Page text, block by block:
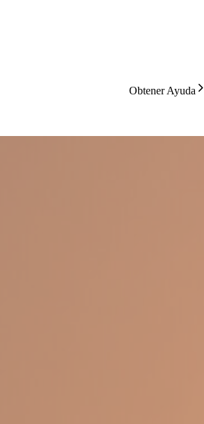
Obtener Ayuda